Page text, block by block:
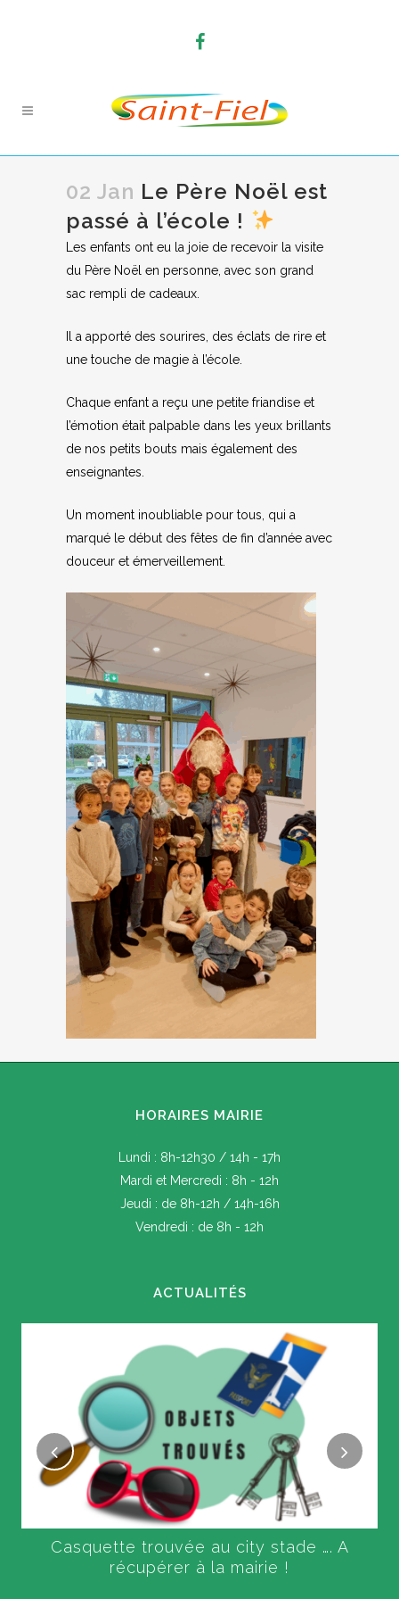
02 Jan Le Père Noël est
passé à l’école !
Les enfants ont eu la joie de recevoir la visite
du Père Noël en personne, avec son grand
sac rempli de cadeaux.
Il a apporté des sourires, des éclats de rire et
une touche de magie à l’école.
Chaque enfant a reçu une petite friandise et
l’émotion était palpable dans les yeux brillants
de nos petits bouts mais également des
enseignantes.
Un moment inoubliable pour tous, qui a
marqué le début des fêtes de fin d’année avec
douceur et émerveillement.
HORAIRES MAIRIE
Lundi : 8h-12h30 / 14h - 17h
Mardi et Mercredi : 8h - 12h
Jeudi : de 8h-12h / 14h-16h
Vendredi : de 8h - 12h
ACTUALITÉS
Casquette trouvée au city stade …. A
récupérer à la mairie !